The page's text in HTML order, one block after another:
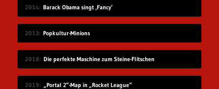
2014 Barack Obama singt ‚Fancy‘
2013 Popkultur-Minions
2018 Die perfekte Maschine zum Steine-Flitschen
2019 „Portal 2“-Map in „Rocket League“